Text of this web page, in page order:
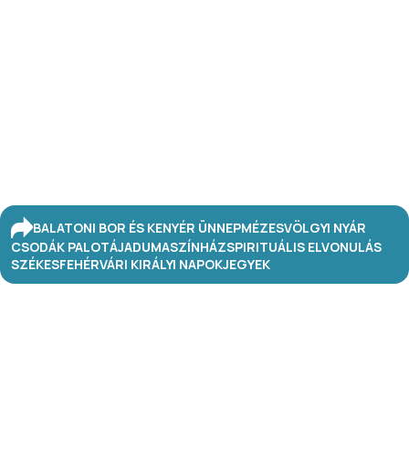
BALATONI BOR ÉS KENYÉR ÜNNEPMÉZESVÖLGYI NYÁR
CSODÁK PALOTÁJADUMASZÍNHÁZSPIRITUÁLIS ELVONULÁS
SZÉKESFEHÉRVÁRI KIRÁLYI NAPOKJEGYEK